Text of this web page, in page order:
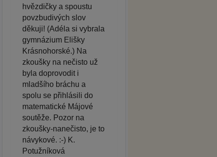
hvězdičky a spoustu
povzbudivých slov
děkuji! (Adéla si vybrala
gymnázium Elišky
Krásnohorské.) Na
zkoušky na nečisto už
byla doprovodit i
mladšího bráchu a
spolu se přihlásili do
matematické Májové
soutěže. Pozor na
zkoušky-nanečisto, je to
návykové. :-) K.
Potužníková